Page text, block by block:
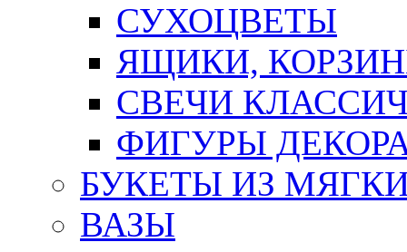
СУХОЦВЕТЫ
ЯЩИКИ,
СВЕЧИ
ФИГУРЫ
БУКЕТЫ ИЗ
ВАЗЫ